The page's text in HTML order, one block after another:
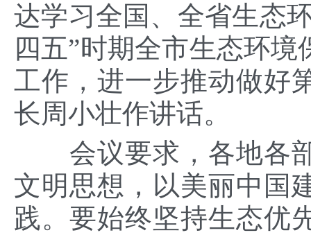
达学习全国、全省生态
四五”时期全市生态环
工作，进一步推动做好
长周小壮作讲话。
会议要求，各地各部
文明思想，以美丽中国
践。要始终坚持生态优